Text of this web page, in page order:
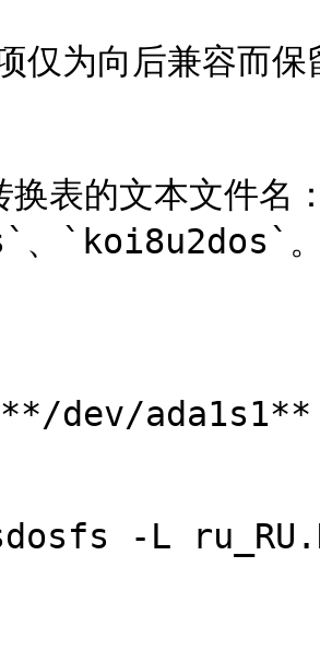
为向后兼容而保
换表的文本文件
、`koi8u2dos`
dev/ada1s1**
-L